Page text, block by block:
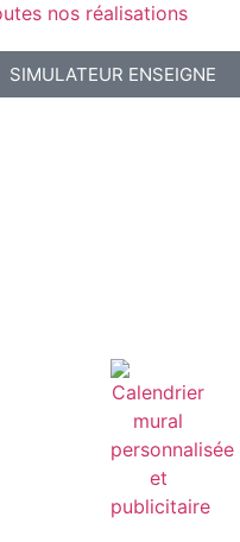
nos réalisations
SIMULATEUR ENSEIGNE